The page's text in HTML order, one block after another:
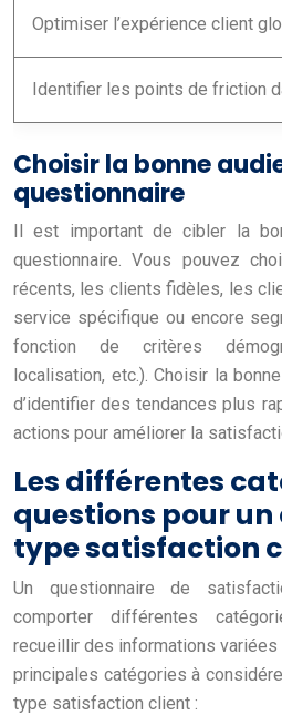
Optimiser l’expérience client
Identifier les points de friction
Choisir la bonne
questionnaire
Il est important de cibler la
questionnaire. Vous pouvez
récents, les clients fidèles, les
service spécifique ou encore
fonction de critères
localisation, etc.). Choisir la
d’identifier des tendances plus
actions pour améliorer la
Les différentes
questions pour
type satisfaction
Un questionnaire de
comporter différentes
recueillir des informations
principales catégories à
type satisfaction client :